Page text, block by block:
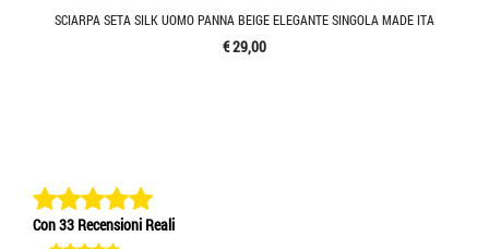
SCIARPA SETA SILK UOMO PANNA BEIGE ELEGANTE SINGOLA MADE ITA
€ 29,00
Con 33 Recensioni Reali